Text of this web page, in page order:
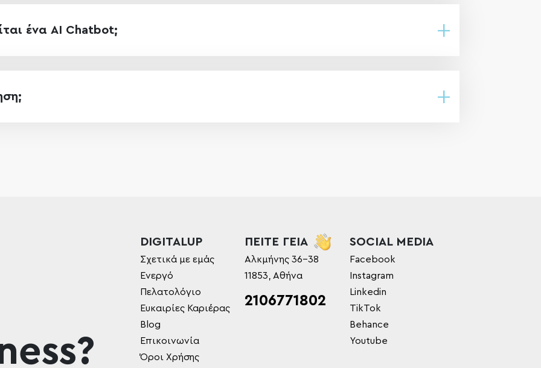
ένα AI Chatbot;
DIGITALUP
Σχετικά με εμάς
Ενεργό
Πελατολόγιο
Ευκαιρίες Καριέρας
Blog
Επικοινωνία
Όροι Χρήσης
ΠΕΙΤΕ ΓΕΙΑ
Αλκμήνης 36-38
11853, Αθήνα
2106771802
SOCIAL MEDIA
Facebook
Instagram
Linkedin
TikTok
Behance
Youtube